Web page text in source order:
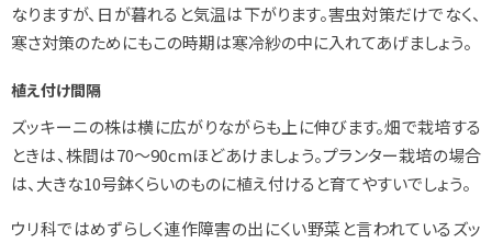
なりますが、日が暮れると気温は下がります。害虫対策だけでなく、
寒さ対策のためにもこの時期は寒冷紗の中に入れてあげましょう。
植え付け間隔
ズッキーニの株は横に広がりながらも上に伸びます。畑で栽培する
ときは、株間は70～90cmほどあけましょう。プランター栽培の場合
は、大きな10号鉢くらいのものに植え付けると育てやすいでしょう。
ウリ科ではめずらしく連作障害の出にくい野菜と言われているズッ